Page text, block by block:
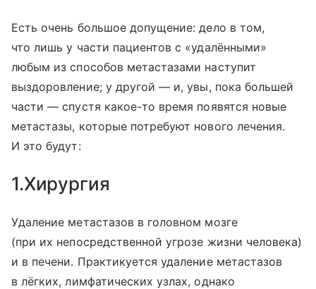
Есть очень большое допущение: дело в том,
что лишь у части пациентов с «удалёнными»
любым из способов метастазами наступит
выздоровление; у другой — и, увы, пока большей
части — спустя какое-то время появятся новые
метастазы, которые потребуют нового лечения.
И это будут:
1.Хирургия
Удаление метастазов в головном мозге
(при их непосредственной угрозе жизни человека)
и в печени. Практикуется удаление метастазов
в лёгких, лимфатических узлах, однако